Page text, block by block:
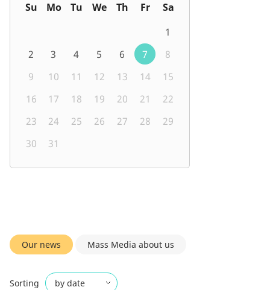
Su Mo Tu We Th Fr
Sa
1
2
3 4 5 6 7
8
9
10 11 12 13 14
15
16
17 18 19 20 21
22
23
24 25 26 27 28
29
30
31
Our news Mass Media about us
Sorting
by date